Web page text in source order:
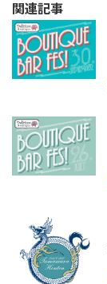
関連記事